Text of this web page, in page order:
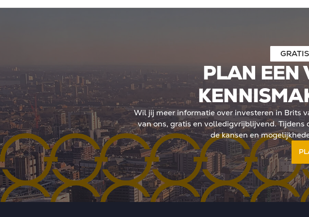
verzekering keert tijdelijk
keuze hangt af van
risicobereidheid. Beide
aan stabielere
vallen de aandelen in een Ltd doorgaans in box 2
voorspelbaarheid en strategische positionering in
een veranderend fiscaal landschap.
PLAN
Wil jij meer informatie over investeren in Brits
van ons, gratis en volledigvrijblijvend. Tijdens
de kansen en